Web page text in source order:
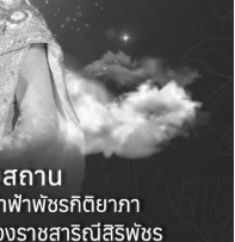
ญกับ “ความสมดุล”
ร่างกายต้องแข็ง
อกกำลังกาย โดย
มวยและปั่นจักรยาน
งานส่วนเกินหรือได้
ความตึงเครียด